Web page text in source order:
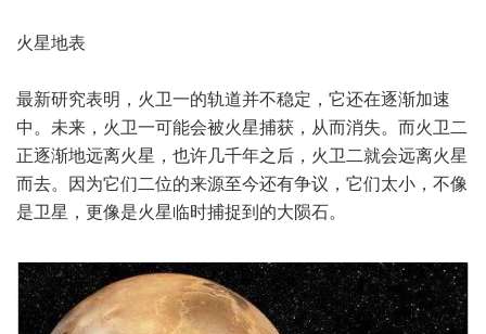
火星地表
最新研究表明，火卫一的轨道并不稳定，它还在逐渐加速
中。未来，火卫一可能会被火星捕获，从而消失。而火卫二
正逐渐地远离火星，也许几千年之后，火卫二就会远离火星
而去。因为它们二位的来源至今还有争议，它们太小，不像
是卫星，更像是火星临时捕捉到的大陨石。